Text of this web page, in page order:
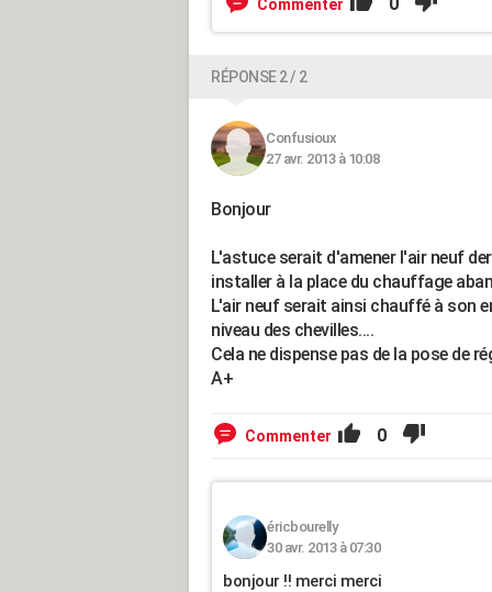
Commenter
RÉPONSE 2 / 2
Confusioux
27 avr. 2013 à 10:08
Bonjour
L'astuce serait d'amener l'air neuf
installer à la place du chauffage
L'air neuf serait ainsi chauffé à son
niveau des chevilles....
Cela ne dispense pas de la pose de
A+
Commenter 0
éricbourelly
30 avr. 2013 à 07:30
bonjour !! merci merci